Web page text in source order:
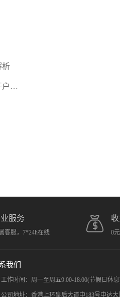
析
热
服务
客服，7*24h在线 0
我们
工作时间：周一至周五9:00-18:00(节假日休
公司地址：香港上环皇后大道中183号中达大